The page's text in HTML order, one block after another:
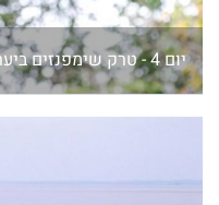
יום 4 - טרק שימפנזים ביערות הגשם הירוקים